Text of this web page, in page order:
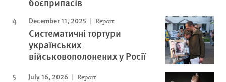
December 11, 2025 Report
Систематичні тортури
українських
військовополонених у Росії
July 16, 2026 Report